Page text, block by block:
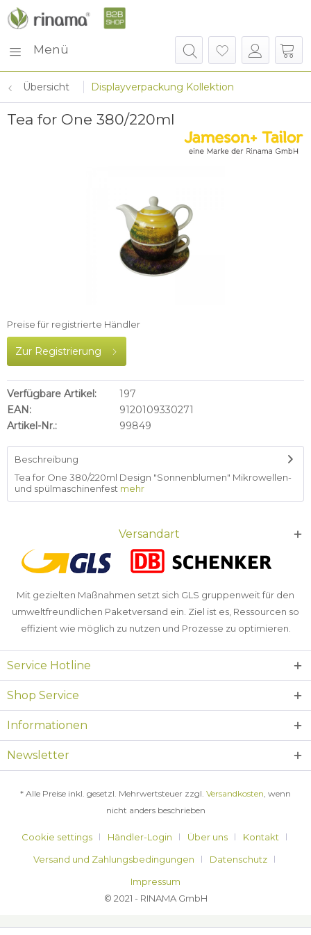
Menü
Übersicht Displayverpackung Kollektion
Tea for One 380/220ml
Preise für registrierte Händler
Zur Registrierung
Verfügbare Artikel:
197
EAN:
9120109330271
Artikel-Nr.:
99849
Beschreibung
Tea for One 380/220ml Design "Sonnenblumen" Mikrowellen-
und spülmaschinenfest mehr
Versandart
Mit gezielten Maßnahmen setzt sich GLS gruppenweit für den
umweltfreundlichen Paketversand ein. Ziel ist es, Ressourcen so
effizient wie möglich zu nutzen und Prozesse zu optimieren.
Service Hotline
Shop Service
Informationen
Newsletter
* Alle Preise inkl. gesetzl. Mehrwertsteuer zzgl. Versandkosten, wenn
nicht anders beschrieben
Cookie settings Händler-Login Über uns
Kontakt
Versand und Zahlungsbedingungen
Datenschutz
Impressum
© 2021 - RINAMA GmbH